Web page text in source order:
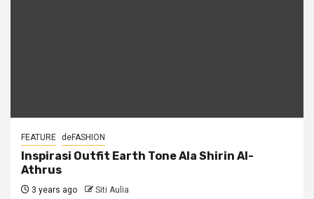
FEATURE deFASHION
Inspirasi Outfit Earth Tone Ala Shirin Al-
Athrus
3 years ago Siti Aulia